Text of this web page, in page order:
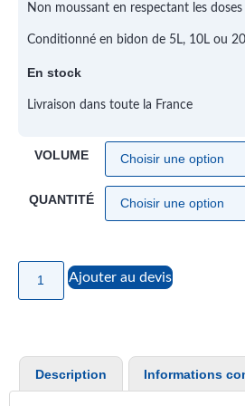
Non moussant en respectant les doses
Conditionné en bidon de 5L, 10L ou
En stock
Livraison dans toute la France
VOLUME
QUANTITÉ
Ajouter au devis
Description Informations